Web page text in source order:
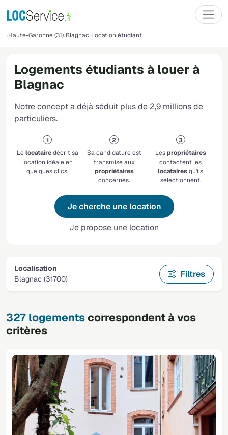
Haute-Garonne (31) Blagnac Location étudiant
Logements étudiants à louer à
Blagnac
Notre concept a déjà séduit plus de 2,9 millions de
particuliers.
Lelocatairedécrit sa
location idéale en
quelques clics.
Sa candidature est
transmise aux
propriétaires
concernés.
Lespropriétaires
contactent les
locatairesqu'ils
sélectionnent.
Je cherche une location
Je propose une location
Localisation
Blagnac (31700)
Filtres
327 logementscorrespondent à vos
critères